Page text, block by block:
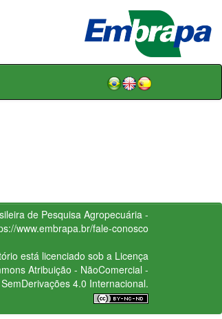
de Pesquisa Agropecuária -
www.embrapa.br/fale-conosco
está licenciado sob a Licença
Atribuição - NãoComercial -
SemDerivações 4.0 Internacional.